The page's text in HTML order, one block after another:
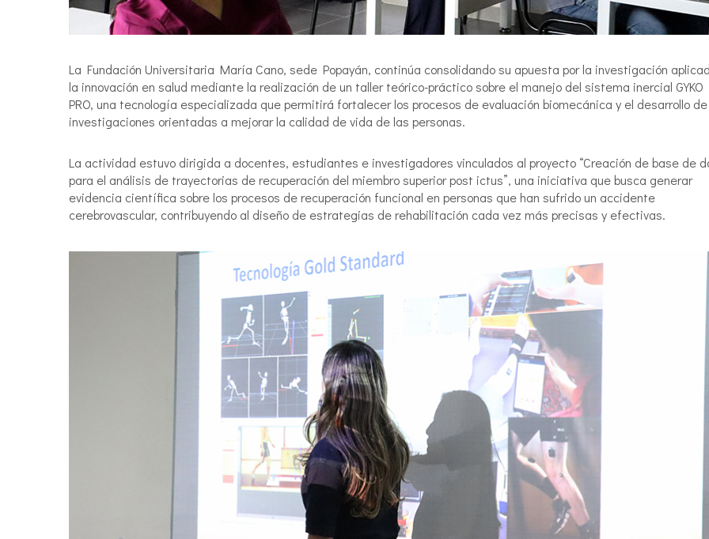
La Fundación Universitaria María Cano, sede Popayán, continúa consolidando su apuesta por la investigación
la innovación en salud mediante la realización de un taller teórico-práctico sobre el manejo del sistema inercial GYKO
PRO, una tecnología especializada que permitirá fortalecer los procesos de evaluación biomecánica y el desarrollo de
investigaciones orientadas a mejorar la calidad de vida de las personas.
La actividad estuvo dirigida a docentes, estudiantes e investigadores vinculados al proyecto “Creación de base de
para el análisis de trayectorias de recuperación del miembro superior post ictus”, una iniciativa que busca generar
evidencia científica sobre los procesos de recuperación funcional en personas que han sufrido un accidente
cerebrovascular, contribuyendo al diseño de estrategias de rehabilitación cada vez más precisas y efectivas.